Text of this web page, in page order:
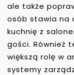
ale także
osób stawia na
kuchnię z
gości. Również
większą rolę w
systemy